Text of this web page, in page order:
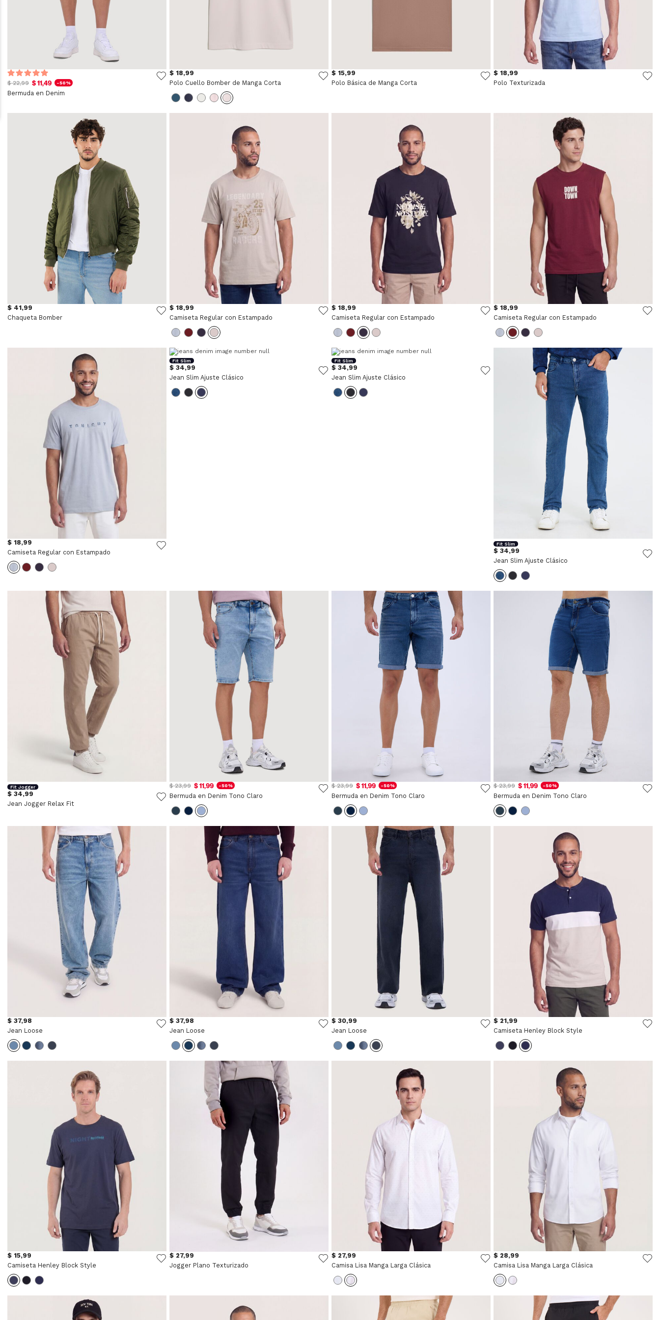
$ 22,99 $ 11,49 -50%
Bermuda en Denim
$ 18,99
Polo Cuello Bomber de Manga Corta
$ 15,99
Polo Básica de Manga Corta
$ 18,99
Polo Texturizada
$ 41,99
Chaqueta Bomber
$ 18,99
Camiseta Regular con Estampado
$ 18,99
Camiseta Regular con Estampado
$ 18,99
Camiseta Regular con Estampado
$ 18,99
Camiseta Regular con Estampado
Fit Slim
$ 34,99
Jean Slim Ajuste Clásico
Fit Slim
$ 34,99
Jean Slim Ajuste Clásico
Fit Slim
$ 34,99
Jean Slim Ajuste Clásico
Fit Jogger
$ 34,99
Jean Jogger Relax Fit
$ 23,99 $ 11,99 -50%
Bermuda en Denim Tono Claro
$ 23,99 $ 11,99 -50%
Bermuda en Denim Tono Claro
$ 23,99 $ 11,99 -50%
Bermuda en Denim Tono Claro
$ 37,98
Jean Loose
$ 37,98
Jean Loose
$ 30,99
Jean Loose
$ 21,99
Camiseta Henley Block Style
$ 15,99
Camiseta Henley Block Style
$ 27,99
Jogger Plano Texturizado
$ 27,99
Camisa Lisa Manga Larga Clásica
$ 28,99
Camisa Lisa Manga Larga Clásica